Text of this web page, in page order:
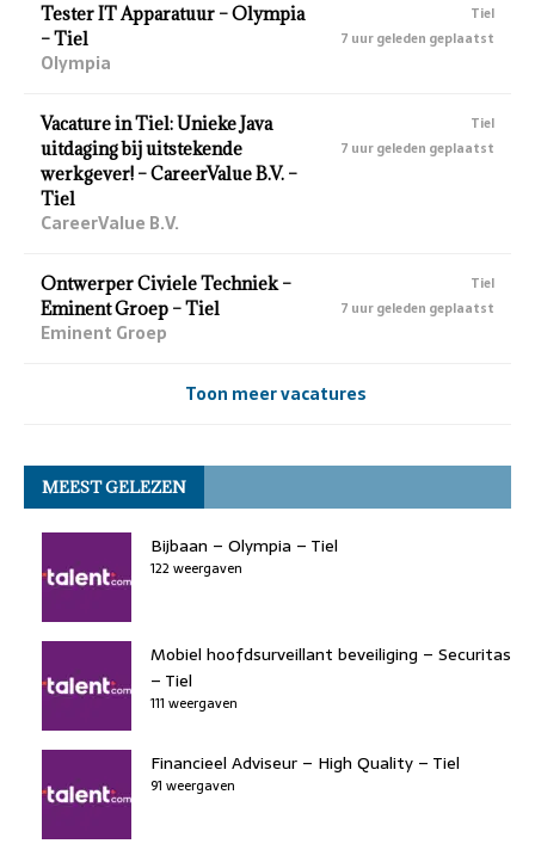
Tester IT Apparatuur – Olympia
– Tiel
Olympia
Tiel
7 uur geleden geplaatst
Vacature in Tiel: Unieke Java
uitdaging bij uitstekende
werkgever! – CareerValue B.V. –
Tiel
CareerValue B.V.
Tiel
7 uur geleden geplaatst
Ontwerper Civiele Techniek –
Eminent Groep – Tiel
Eminent Groep
Tiel
7 uur geleden geplaatst
Toon meer vacatures
MEEST GELEZEN
Bijbaan – Olympia – Tiel
122 weergaven
Mobiel hoofdsurveillant beveiliging – Securitas
– Tiel
111 weergaven
Financieel Adviseur – High Quality – Tiel
91 weergaven